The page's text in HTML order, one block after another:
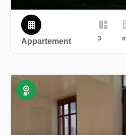
Appartement 3
Exclusivité